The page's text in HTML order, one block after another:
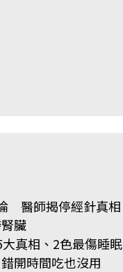
醫師揭停經針真相
臟
真相、2色最傷睡眠
開時間吃也沒用